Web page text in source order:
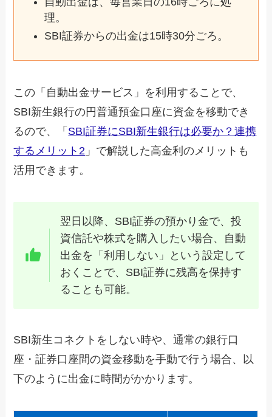
理。
SBI証券からの出金は15時30分ごろ。
この「自動出金サービス」を利用することで、
SBI新生銀行の円普通預金口座に資金を移動でき
るので、「 SBI証券にSBI新生銀行は必要か？連携
するメリット2 」で解説した高金利のメリットも
活用できます。
翌日以降、SBI証券の預かり金で、投
資信託や株式を購入したい場合、自動
出金を「利用しない」という設定して
おくことで、SBI証券に残高を保持す
ることも可能。
SBI新生コネクトをしない時や、通常の銀行口
座・証券口座間の資金移動を手動で行う場合、以
下のように出金に時間がかかります。